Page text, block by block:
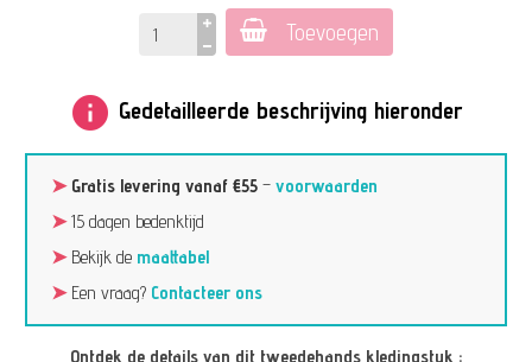
Toevoegen
info Gedetailleerde beschrijving hieronder
➤ Gratis levering vanaf €55 –voorwaarden
➤15 dagen bedenktijd
➤Bekijk de maattabel
➤Een vraag? Contacteer ons
Ontdek de details van dit tweedehands kledingstuk :